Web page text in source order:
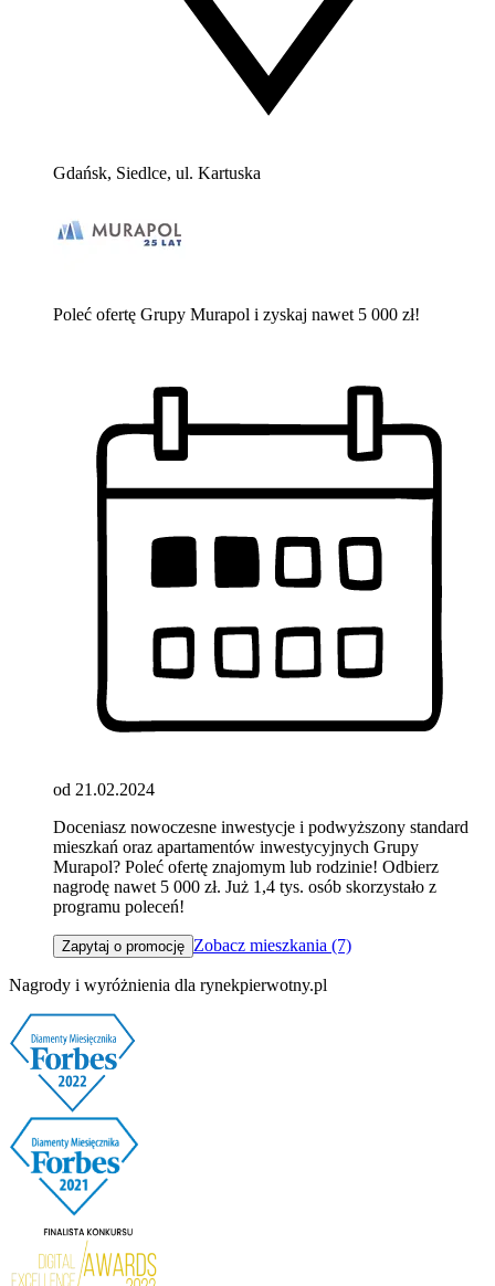
Gdańsk, Siedlce, ul. Kartuska
Poleć ofertę Grupy Murapol i zyskaj nawet 5 000 zł!
od 21.02.2024
Doceniasz nowoczesne inwestycje i podwyższony standard
mieszkań oraz apartamentów inwestycyjnych Grupy
Murapol? Poleć ofertę znajomym lub rodzinie! Odbierz
nagrodę nawet 5 000 zł. Już 1,4 tys. osób skorzystało z
programu poleceń!
Zapytaj o promocję Zobacz mieszkania (7)
Nagrody i wyróżnienia dla rynekpierwotny.pl